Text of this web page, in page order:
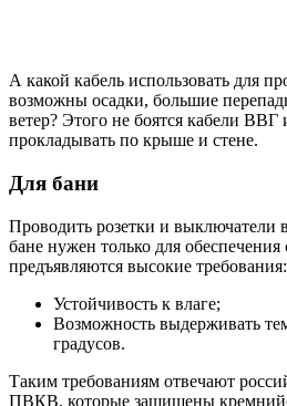
А какой кабель использовать для
возможны осадки, большие
ветер? Этого не боятся кабели
прокладывать по крыше и стене.
Для бани
Проводить розетки и выключатели
бане нужен только для
предъявляются высокие требования:
Устойчивость к влаге;
Возможность выдерживать
градусов.
Таким требованиям отвечают
ПВКВ, которые защищены